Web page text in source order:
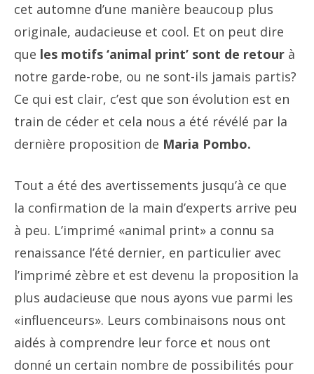
cet automne d’une manière beaucoup plus
originale, audacieuse et cool. Et on peut dire
que les motifs ‘animal print’ sont de retour à
notre garde-robe, ou ne sont-ils jamais partis?
Ce qui est clair, c’est que son évolution est en
train de céder et cela nous a été révélé par la
dernière proposition de Maria Pombo.
Tout a été des avertissements jusqu’à ce que
la confirmation de la main d’experts arrive peu
à peu. L’imprimé «animal print» a connu sa
renaissance l’été dernier, en particulier avec
l’imprimé zèbre et est devenu la proposition la
plus audacieuse que nous ayons vue parmi les
«influenceurs». Leurs combinaisons nous ont
aidés à comprendre leur force et nous ont
donné un certain nombre de possibilités pour